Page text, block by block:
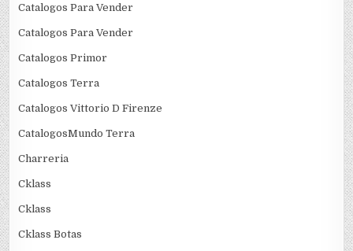
Catalogos Para Vender
Catalogos Para Vender
Catalogos Primor
Catalogos Terra
Catalogos Vittorio D Firenze
CatalogosMundo Terra
Charreria
Cklass
Cklass
Cklass Botas